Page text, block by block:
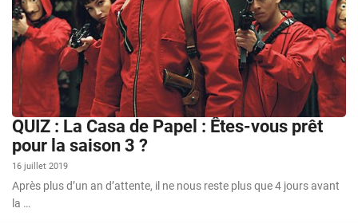
QUIZ : La Casa de Papel : Êtes-vous prêt
pour la saison 3 ?
16 juillet 2019
Après plus d’un an d’attente, il ne nous reste plus que 4 jours avant
la …